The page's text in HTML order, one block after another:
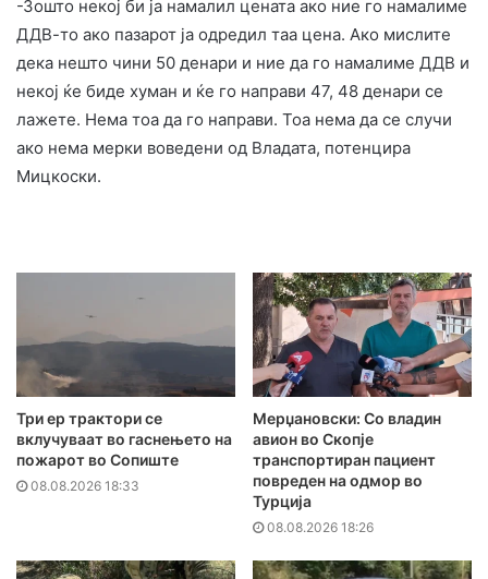
-Зошто некој би ја намалил цената ако ние го намалиме
ДДВ-то ако пазарот ја одредил таа цена. Ако мислите
дека нешто чини 50 денари и ние да го намалиме ДДВ и
некој ќе биде хуман и ќе го направи 47, 48 денари се
лажете. Нема тоа да го направи. Тоа нема да се случи
ако нема мерки воведени од Владата, потенцира
Мицкоски.
Три ер трактори се
вклучуваат во гаснењето на
пожарот во Сопиште
08.08.2026 18:33
Мерџановски: Со владин
авион во Скопје
транспортиран пациент
повреден на одмор во
Турција
08.08.2026 18:26